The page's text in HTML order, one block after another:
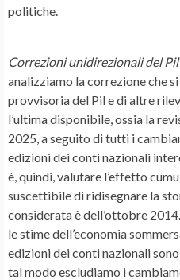
politiche.
Correzioni unidirezionali del
analizziamo la correzione che
provvisoria del Pil e di altre
l’ultima disponibile, ossia la
2025, a seguito di tutti i
edizioni dei conti nazionali
è, quindi, valutare l’effetto
suscettibile di ridisegnare la
considerata è dell’ottobre
le stime dell’economia
edizioni dei conti nazionali
tal modo escludiamo i